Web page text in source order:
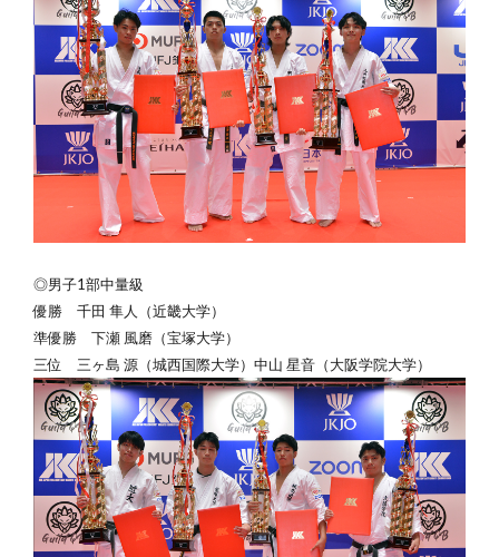
◎男子1部中量級
優勝 千田 隼人（近畿大学）
準優勝 下瀬 風磨（宝塚大学）
三位 三ヶ島 源（城西国際大学）中山 星音（大阪学院大学）